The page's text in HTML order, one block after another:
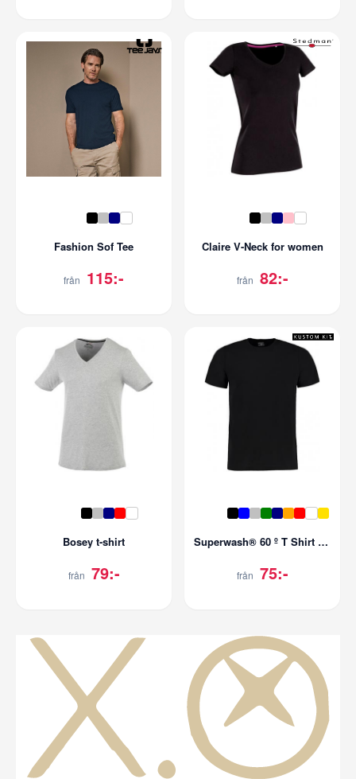
Fashion Sof Tee
från 115:-
Claire V-Neck for women
från 82:-
Bosey t-shirt
från 79:-
Superwash® 60 º T Shirt Fashion Fit
från 75:-